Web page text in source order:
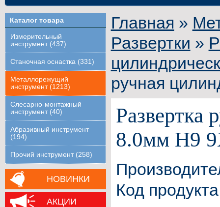
Каталог товара
Измерительный
инструмент (437)
Станочная оснастка (331)
Металлорежущий
инструмент (1213)
Слесарно-монтажный
инструмент (40)
Абразивный инструмент
(194)
Прочий инструмент (258)
НОВИНКИ
АКЦИИ
Главная »
Развертки »
ручная
Развертка
8.0мм H9
Код